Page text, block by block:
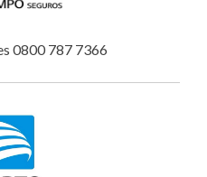
0800 787 7366